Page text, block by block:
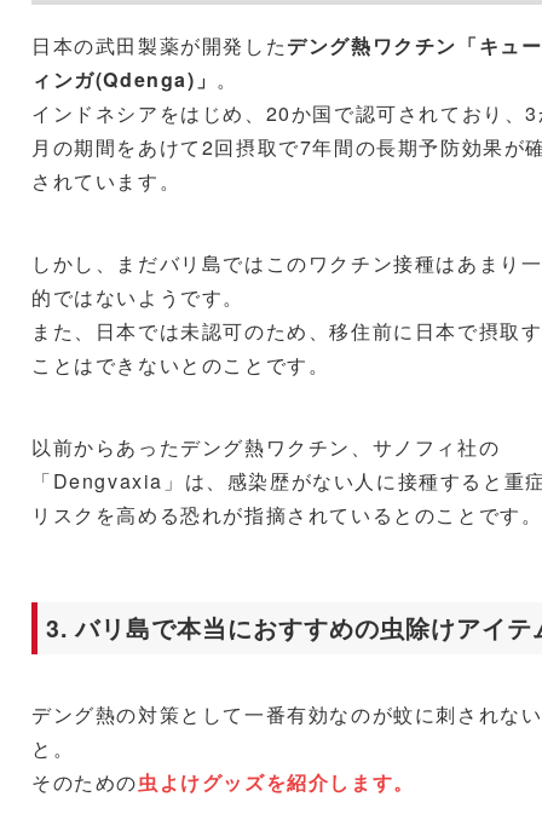
日本の武田製薬が開発したデング熱ワクチン「キュ
ィンガ(Qdenga)」 。
インドネシアをはじめ、20か国で認可されており、
月の期間をあけて2回摂取で7年間の長期予防効果が
されています。
しかし、まだバリ島ではこのワクチン接種はあまり
的ではないようです。
また、日本では未認可のため、移住前に日本で摂取
ことはできないとのことです。
以前からあったデング熱ワクチン、サノフィ社の
「Dengvaxia」は、感染歴がない人に接種すると重
リスクを高める恐れが指摘されているとのことです。
3. バリ島で本当におすすめの虫除けアイテ
デング熱の対策として一番有効なのが蚊に刺されな
と。
そのための虫よけグッズを紹介します。